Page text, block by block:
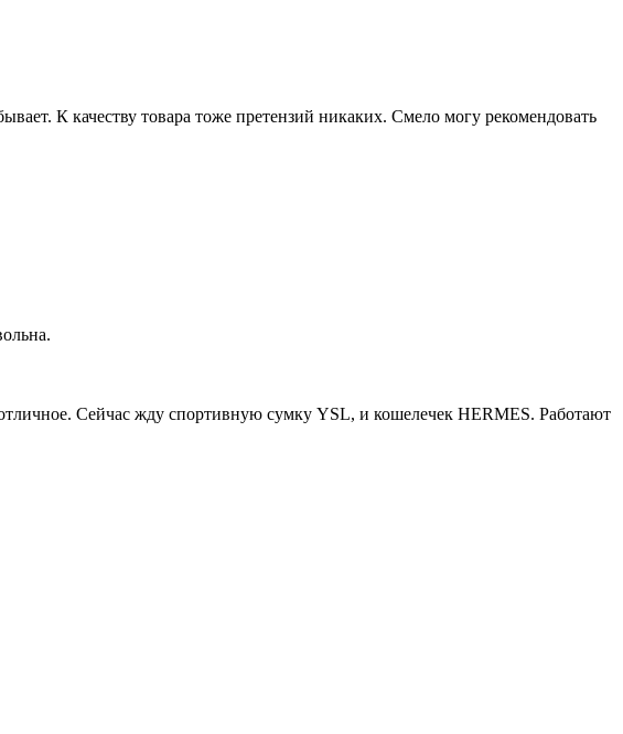
К качеству товара тоже претензий никаких. Смело могу рекомендовать
Сейчас жду спортивную сумку YSL, и кошелечек HERMES. Работают